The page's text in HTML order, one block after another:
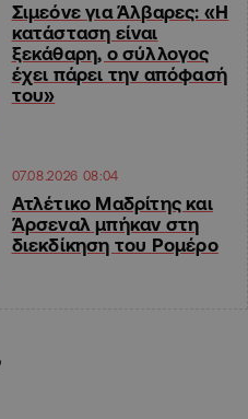
Σιμεόνε για Άλβαρες: «Η
κατάσταση είναι
ξεκάθαρη, ο σύλλογος
έχει πάρει την απόφασή
του»
07.08.2026 08:04
Ατλέτικο Μαδρίτης και
Άρσεναλ μπήκαν στη
διεκδίκηση του Ρομέρο